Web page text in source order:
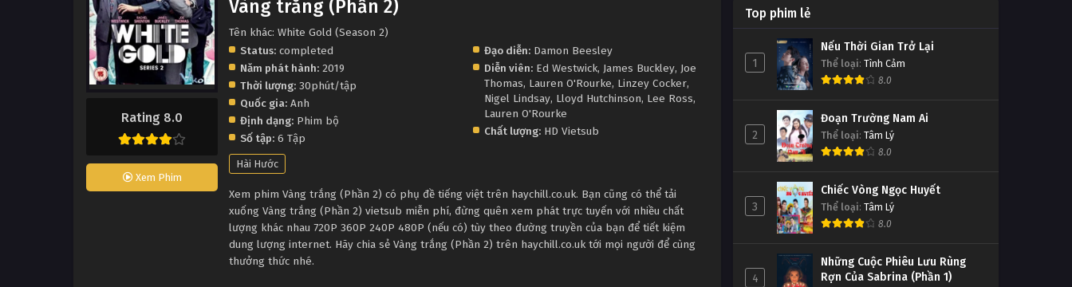
Rating 8.0
Xem Phim
Vàng trắng (Phần 2)
Tên khác: White Gold (Season 2)
Status: completed
Năm phát hành: 2019
Thời lượng: 30phút/tập
Quốc gia: Anh
Định dạng: Phim bộ
Số tập: 6 Tập
Đạo diễn: Damon Beesley
Diễn viên: Ed Westwick, James Buckley, Joe
Thomas, Lauren O'Rourke, Linzey Cocker,
Nigel Lindsay, Lloyd Hutchinson, Lee Ross,
Lauren O'Rourke
Chất lượng: HD Vietsub
Hài Hước
Xem phim Vàng trắng (Phần 2) có phụ đề tiếng việt trên haychill.co.uk. Bạn cũng có thể tải
xuống Vàng trắng (Phần 2) vietsub miễn phí, đừng quên xem phát trực tuyến với nhiều chất
lượng khác nhau 720P 360P 240P 480P (nếu có) tùy theo đường truyền của bạn để tiết kiệm
dung lượng internet. Hãy chia sẻ Vàng trắng (Phần 2) trên haychill.co.uk tới mọi người để cùng
thưởng thức nhé.
Top phim lẻ
1
Nếu Thời Gian Trở Lại
Thể loại: Tình Cảm
8.0
2
Đoạn Trường Nam Ai
Thể loại: Tâm Lý
8.0
3
Chiếc Vòng Ngọc Huyết
Thể loại: Tâm Lý
8.0
4
Những Cuộc Phiêu Lưu Rùng
Rợn Của Sabrina (Phần 1)